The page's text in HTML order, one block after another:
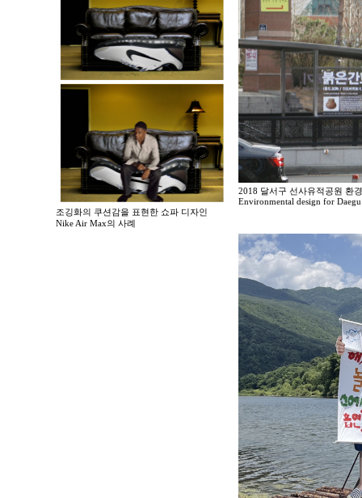
조깅화의 쿠션감을 표현한 쇼파 디자인
Nike Air Max의 사례
2018 달서구 선사유적공원 환
Environmental design for